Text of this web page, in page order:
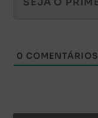
0 COMENTÁRIOS